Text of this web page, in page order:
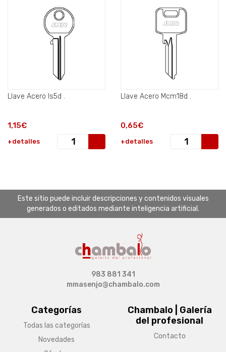
Llave Acero Is5d .
1,15€
+detalles
Llave Acero Mcm18d .
0,65€
+detalles
Este sitio puede incluir descripciones y contenidos visuales
generados o editados mediante inteligencia artificial.
Categorías
Todas las categorías
Novedades
Chambalo | Galería
del profesional
Contacto
983 881 341
mmasenjo@chambalo.com